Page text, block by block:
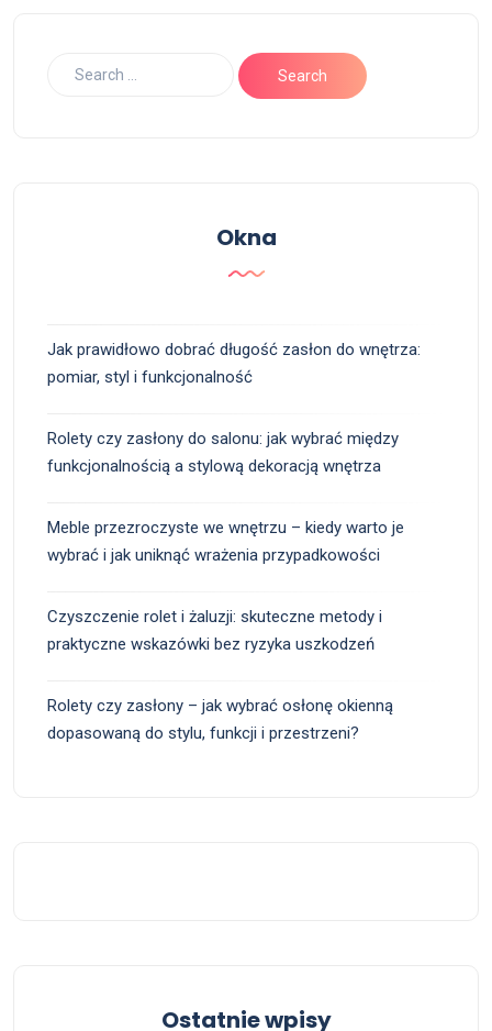
Okna
Jak prawidłowo dobrać długość zasłon do wnętrza:
pomiar, styl i funkcjonalność
Rolety czy zasłony do salonu: jak wybrać między
funkcjonalnością a stylową dekoracją wnętrza
Meble przezroczyste we wnętrzu – kiedy warto je
wybrać i jak uniknąć wrażenia przypadkowości
Czyszczenie rolet i żaluzji: skuteczne metody i
praktyczne wskazówki bez ryzyka uszkodzeń
Rolety czy zasłony – jak wybrać osłonę okienną
dopasowaną do stylu, funkcji i przestrzeni?
Ostatnie wpisy